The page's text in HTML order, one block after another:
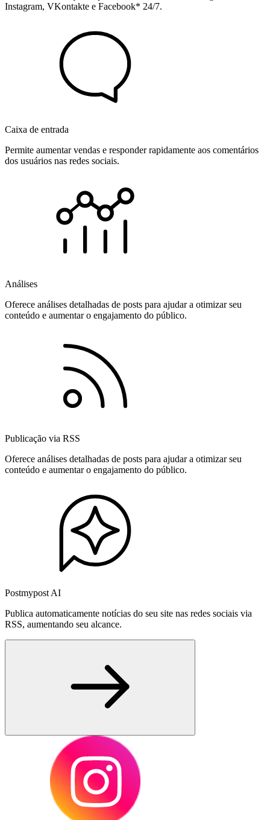
Instagram, VKontakte e Facebook* 24/7.
Caixa de entrada
Permite aumentar vendas e responder rapidamente aos comentários
dos usuários nas redes sociais.
Análises
Oferece análises detalhadas de posts para ajudar a otimizar seu
conteúdo e aumentar o engajamento do público.
Publicação via RSS
Oferece análises detalhadas de posts para ajudar a otimizar seu
conteúdo e aumentar o engajamento do público.
Postmypost AI
Publica automaticamente notícias do seu site nas redes sociais via
RSS, aumentando seu alcance.